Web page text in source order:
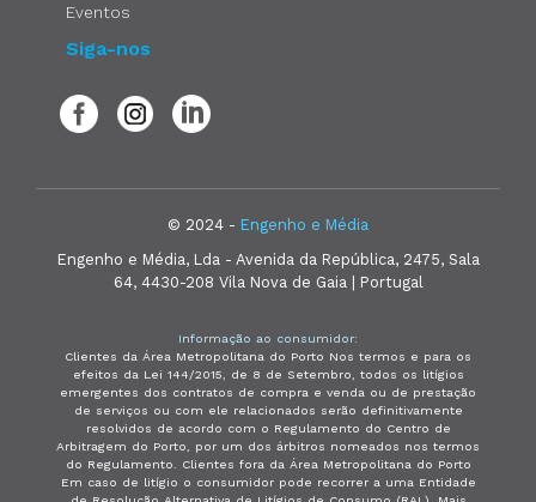
Eventos
Siga-nos
© 2024 - Engenho e Média
Engenho e Média, Lda - Avenida da República, 2475, Sala
64, 4430-208 Vila Nova de Gaia | Portugal
Informação ao consumidor:
Clientes da Área Metropolitana do Porto Nos termos e para os
efeitos da Lei 144/2015, de 8 de Setembro, todos os litígios
emergentes dos contratos de compra e venda ou de prestação
de serviços ou com ele relacionados serão definitivamente
resolvidos de acordo com o Regulamento do Centro de
Arbitragem do Porto, por um dos árbitros nomeados nos termos
do Regulamento. Clientes fora da Área Metropolitana do Porto
Em caso de litígio o consumidor pode recorrer a uma Entidade